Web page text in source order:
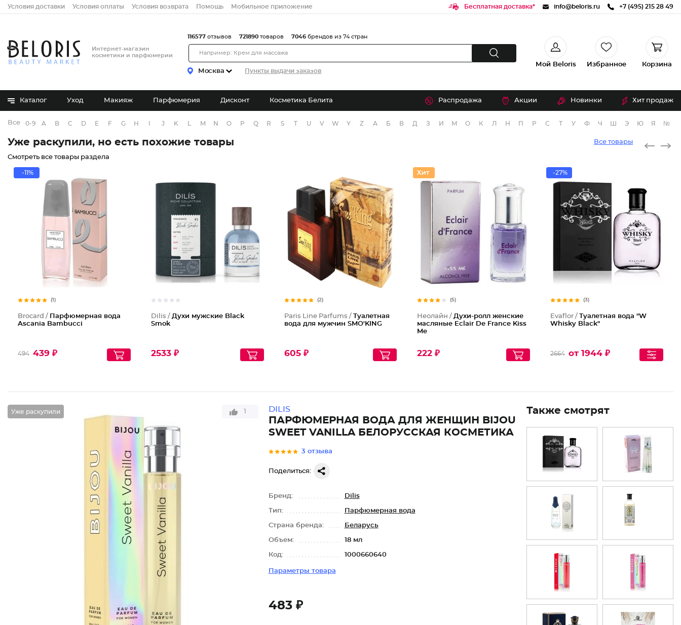
Условия доставки Условия оплаты Условия возврата Помощь Мобильное приложение Бесплатная доставка* info@beloris.ru +7 (495) 215 28 49
Интернет-магазин
косметики и парфюмерии
Москва Пункты выдачи заказов
116577 отзывов 721890 товаров 7046 брендов из 74 стран
Мой Beloris Избранное Корзина
Каталог Уход Макияж Парфюмерия Дисконт Косметика Белита Распродажа Акции Новинки Хит продаж
Все бренды
0-9 A B C D E F G H J K M N O P Q R S T U V W Y Z А Б В Д З И М О К Л Н П Р С Т У Ф Ч Э Ю Я №
Уже раскупили, но есть похожие товары Все товары
Смотреть все товары раздела
-11%
(1)
Brocard / Парфюмерная вода
Ascania Bambucci
494 439 ₽
Dilis / Духи мужские Black
Smok
2533 ₽
(2)
Paris Line Parfums / Туалетная
вода для мужчин SMO'KING
605 ₽
(5)
Неолайн /Духи-ролл женские
масляные Eclair De France Kiss
Me
222 ₽
-27%
(3)
Evaflor /Туалетная вода "W
Whisky Black"
2664 от 1944 ₽
Уже раскупили 1 DILIS
ПАРФЮМЕРНАЯ ВОДА ДЛЯ ЖЕНЩИН BIJOU
SWEET VANILLA БЕЛОРУССКАЯ КОСМЕТИКА
3 отзыва
Поделиться:
Бренд: Dilis
Тип: Парфюмерная вода
Страна бренда: Беларусь
Объем: 18 мл
Код: 1000660640
Параметры товара
483 ₽
Также смотрят